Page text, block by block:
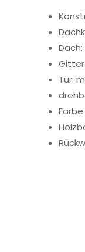
Tür: